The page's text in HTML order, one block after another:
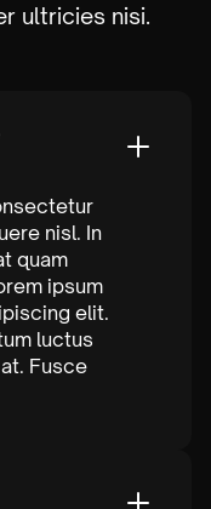
ultricies nisi.
nisl. In
quam
ipsum
elit.
luctus
Fusce